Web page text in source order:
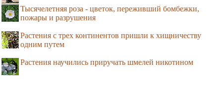
Тысячелетняя роза - цветок, переживший бомбежки,
пожары и разрушения
Растения с трех континентов пришли к хищничеству
одним путем
Растения научились приручать шмелей никотином